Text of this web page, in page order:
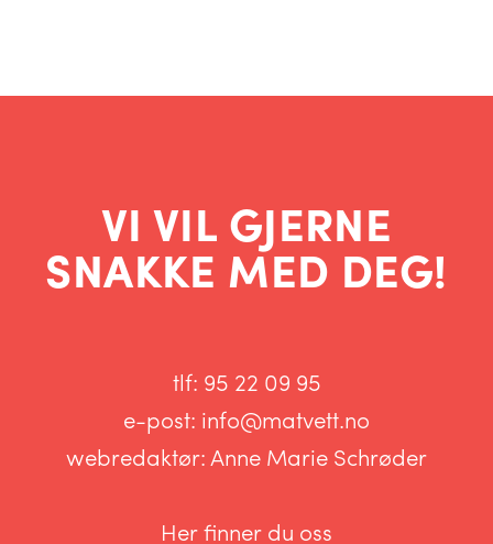
VI VIL GJERNE
SNAKKE MED DEG!
tlf: 95 22 09 95
e-post: info@matvett.no
webredaktør:Anne Marie Schrøder
Her finner du oss